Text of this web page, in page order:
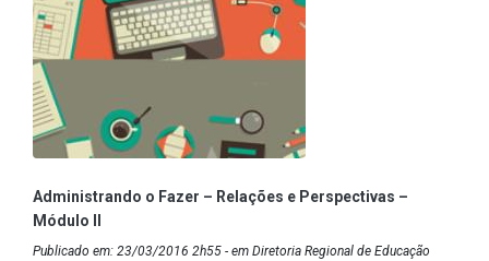
Administrando o Fazer – Relações e Perspectivas –
Módulo II
Publicado em: 23/03/2016 2h55 - em Diretoria Regional de Educação